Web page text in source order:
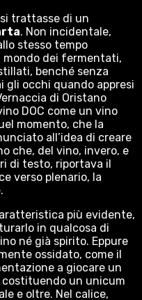
trattasse di un
. Non incidentale,
stesso tempo
mondo dei fermentati,
benché senza
gli occhi quando appresi
di Oristano
DOC come un vino
momento, che la
all’idea di creare
che, del vino, invero, e
di testo, riportava il
verso plenario, la
.
più evidente,
in qualcosa di
né già spirito. Eppure
ossidato, come il
a giocare un
costituendo un unicum
e oltre. Nel calice,